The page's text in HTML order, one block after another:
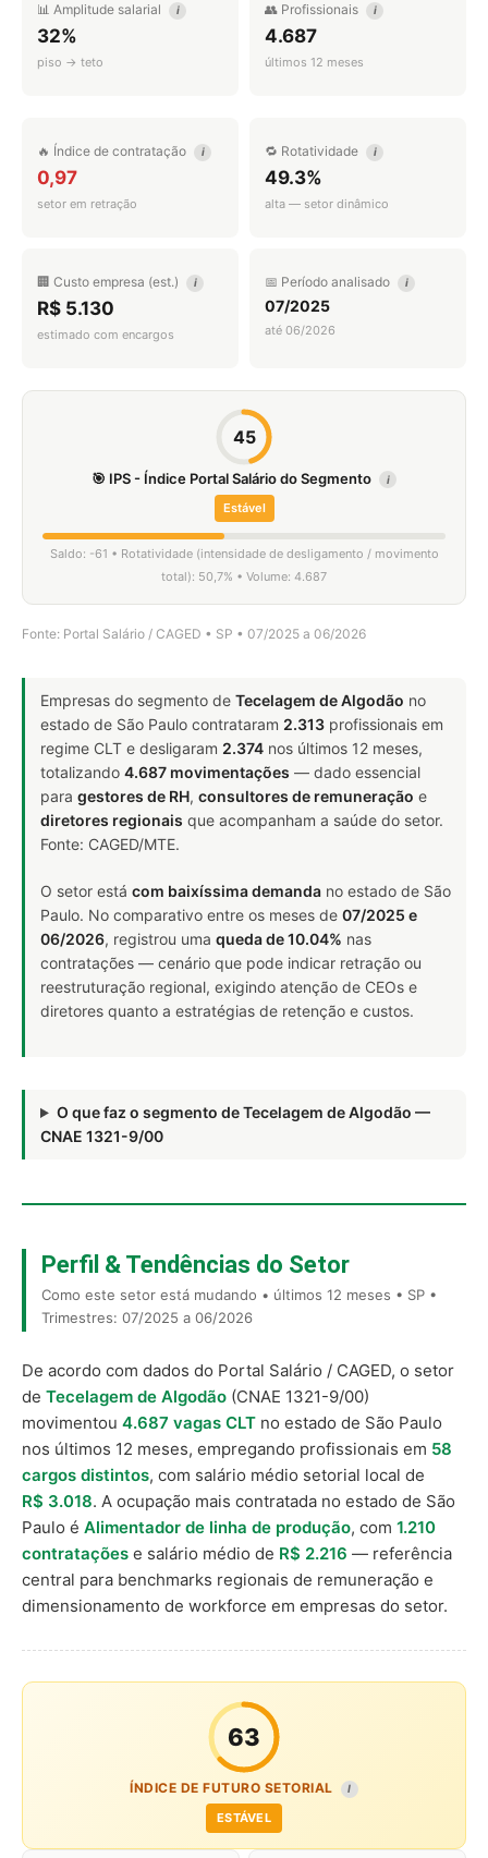
📊 Amplitude salarial i
32%
piso → teto
👥 Profissionais i
4.687
últimos 12 meses
🔥 Índice de contratação i
0,97
setor em retração
🔁 Rotatividade i
49.3%
alta — setor dinâmico
🏢 Custo empresa (est.) i
R$ 5.130
estimado com encargos
📅 Período analisado i
07/2025
até 06/2026
45
🎯 IPS - Índice Portal Salário do Segmento i
Estável
Saldo: -61 • Rotatividade (intensidade de desligamento / movimento
total): 50,7% • Volume: 4.687
Fonte: Portal Salário / CAGED • SP • 07/2025 a 06/2026
Empresas do segmento de Tecelagem de Algodão no
estado de São Paulo contrataram 2.313 profissionais em
regime CLT e desligaram 2.374 nos últimos 12 meses,
totalizando 4.687 movimentações — dado essencial
para gestores de RH, consultores de remuneração e
diretores regionais que acompanham a saúde do setor.
Fonte: CAGED/MTE.
O setor está com baixíssima demanda no estado de São
Paulo. No comparativo entre os meses de 07/2025 e
06/2026, registrou uma queda de 10.04% nas
contratações — cenário que pode indicar retração ou
reestruturação regional, exigindo atenção de CEOs e
diretores quanto a estratégias de retenção e custos.
O que faz o segmento de Tecelagem de Algodão —
CNAE 1321-9/00
Perfil & Tendências do Setor
Como este setor está mudando • últimos 12 meses • SP •
Trimestres: 07/2025 a 06/2026
De acordo com dados do Portal Salário / CAGED, o setor
de Tecelagem de Algodão (CNAE 1321-9/00)
movimentou 4.687 vagas CLT no estado de São Paulo
nos últimos 12 meses, empregando profissionais em 58
cargos distintos, com salário médio setorial local de
R$ 3.018. A ocupação mais contratada no estado de São
Paulo é Alimentador de linha de produção, com 1.210
contratações e salário médio de R$ 2.216 — referência
central para benchmarks regionais de remuneração e
dimensionamento de workforce em empresas do setor.
63
ÍNDICE DE FUTURO SETORIAL I
ESTÁVEL